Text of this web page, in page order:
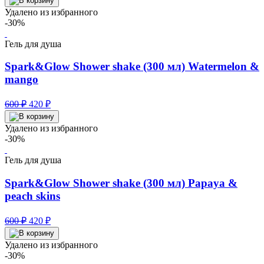
составляла
483 ₽.
Удалено из избранного
-30%
Гель для душа
Spark&Glow Shower shake (300 мл) Watermelon &
mango
600₽ Первоначальная
цена
составляла
420 ₽Текущая
цена:
420 ₽.
Удалено из избранного
-30%
Гель для душа
Spark&Glow Shower shake (300 мл) Papaya &
peach skins
600₽ Первоначальная
цена
составляла
420 ₽Текущая
цена:
420 ₽.
Удалено из избранного
-30%